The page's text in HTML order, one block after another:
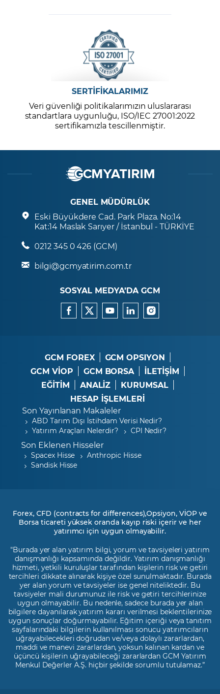
SERTİFİKALARIMIZ
Veri güvenliği politikalarımızın uluslararası
standartlara uygunluğu, ISO/IEC 27001:2022
sertifikamızla tescillenmiştir.
GENEL MÜDÜRLÜK
Eski Büyükdere Cad. Park Plaza. No:14
Kat:14 Maslak Sarıyer / İstanbul - TÜRKİYE
0212 345 0 426 (GCM)
bilgi@gcmyatirim.com.tr
SOSYAL MEDYA’DA GCM
GCM FOREX
GCM OPSIYON
GCM VİOP
GCM BORSA
İLETİŞİM
EĞİTİM
ANALİZ
KURUMSAL
HESAP İŞLEMLERİ
Son Yayınlanan Makaleler
ABD Tarım Dışı İstihdam Verisi Nedir?
Yatırım Araçları Nelerdir?
CPI Nedir?
Son Eklenen Hisseler
Spacex Hisse
Anthropic Hisse
Sandisk Hisse
Forex, CFD (contracts for differences),Opsiyon, VİOP ve
Borsa ticareti yüksek oranda kayıp riski içerir ve her
yatırımcı için uygun olmayabilir.
"Burada yer alan yatırım bilgi, yorum ve tavsiyeleri yatırım
danışmanlığı kapsamında değildir. Yatırım danışmanlığı
hizmeti, yetkili kuruluşlar tarafından kişilerin risk ve getiri
tercihleri dikkate alınarak kişiye özel sunulmaktadır. Burada
yer alan yorum ve tavsiyeler ise genel niteliktedir. Bu
tavsiyeler mali durumunuz ile risk ve getiri tercihlerinize
uygun olmayabilir. Bu nedenle, sadece burada yer alan
bilgilere dayanılarak yatırım kararı verilmesi beklentilerinize
uygun sonuçlar doğurmayabilir. Eğitim içeriği veya tanıtım
sayfalarındaki bilgilerin kullanılması sonucu yatırımcıların
uğrayabilecekleri doğrudan ve/veya dolaylı zararlardan,
maddi ve manevi zararlardan, yoksun kalınan kardan ve
üçüncü kişilerin uğrayabileceği zararlardan GCM Yatırım
Menkul Değerler A.Ş. hiçbir şekilde sorumlu tutulamaz.”